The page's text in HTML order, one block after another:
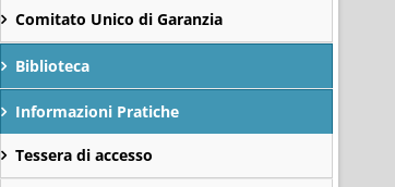
Comitato Unico di Garanzia
Biblioteca
Informazioni Pratiche
Tessera di accesso